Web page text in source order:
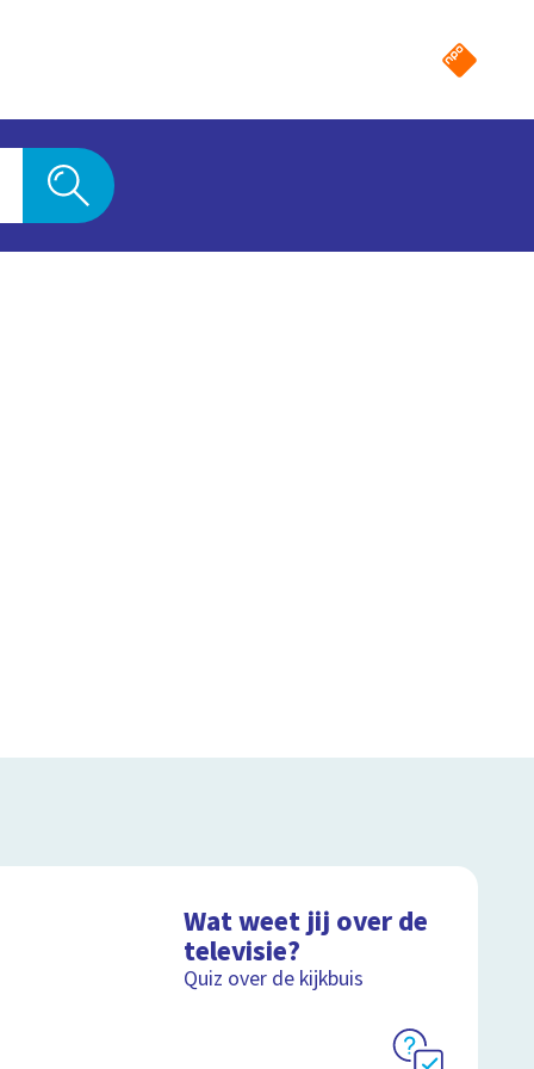
Wat weet jij over de
televisie?
Quiz over de kijkbuis